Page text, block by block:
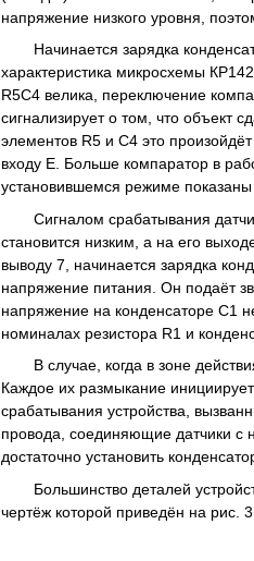
напряжение низкого уровня,
Начинается зарядка
характеристика микросхемы
R5C4 велика, переключение
сигнализирует о том, что объект
элементов R5 и С4 это
входу Е. Больше компаратор в
установившемся режиме показаны
Сигналом срабатывания
становится низким, а на его
выводу 7, начинается зарядка
напряжение питания. Он подаёт
напряжение на конденсаторе С1
номиналах резистора R1 и
В случае, когда в зоне
Каждое их размыкание
срабатывания устройства,
провода, соединяющие датчики с
достаточно установить
Большинство деталей
чертёж которой приведён на рис. 3.